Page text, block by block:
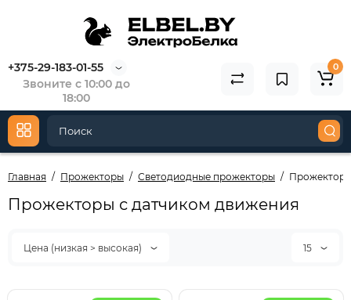
+375-29-183-01-55
Звоните с 10:00 до
18:00
0
Главная Прожекторы Светодиодные прожекторы
Прожекторы с датчиком движения
Цена (низкая > высокая) 15